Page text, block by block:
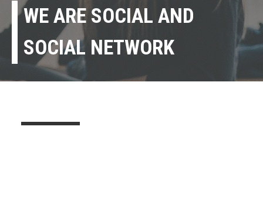
WE ARE SOCIAL AND
SOCIAL NETWORK